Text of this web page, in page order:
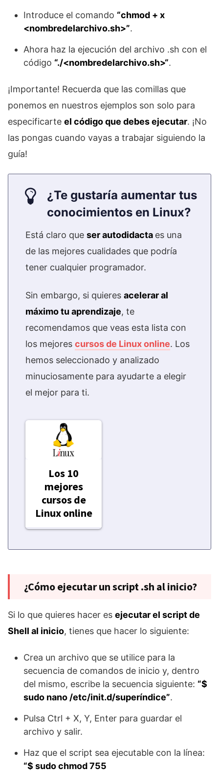
Introduce el comando “chmod + x
<nombredelarchivo.sh>”.
Ahora haz la ejecución del archivo .sh con el
código “./<nombredelarchivo.sh>“.
¡Importante! Recuerda que las comillas que
ponemos en nuestros ejemplos son solo para
especificarte el código que debes ejecutar. ¡No
las pongas cuando vayas a trabajar siguiendo la
guía!
¿Te gustaría aumentar tus
conocimientos en Linux?
Está claro que ser autodidacta es una
de las mejores cualidades que podría
tener cualquier programador.
Sin embargo, si quieres acelerar al
máximo tu aprendizaje, te
recomendamos que veas esta lista con
los mejores cursos de Linux online. Los
hemos seleccionado y analizado
minuciosamente para ayudarte a elegir
el mejor para ti.
Los 10
mejores
cursos de
Linux online
¿Cómo ejecutar un script .sh al inicio?
Si lo que quieres hacer es ejecutar el script de
Shell al inicio, tienes que hacer lo siguiente:
Crea un archivo que se utilice para la
secuencia de comandos de inicio y, dentro
del mismo, escribe la secuencia siguiente: “$
sudo nano /etc/init.d/superíndice”.
Pulsa Ctrl + X, Y, Enter para guardar el
archivo y salir.
Haz que el script sea ejecutable con la línea:
“$ sudo chmod 755